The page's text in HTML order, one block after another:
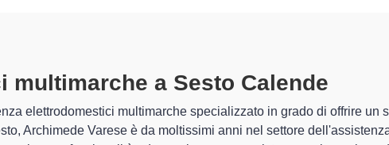
Multimarche A Sesto Calende
Varese sono in grado di garantire al cliente esperienza